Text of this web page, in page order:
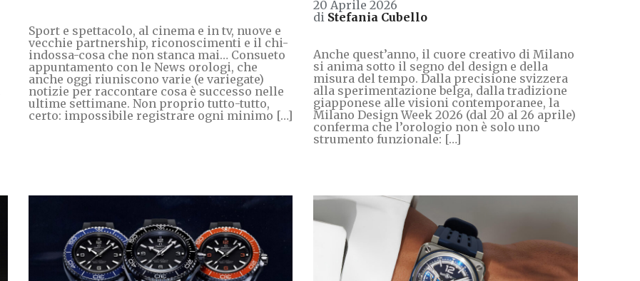
Sport e spettacolo, al cinema e in tv, nuove e
vecchie partnership, riconoscimenti e il chi-
indossa-cosa che non stanca mai… Consueto
appuntamento con le News orologi, che
anche oggi riuniscono varie (e variegate)
notizie per raccontare cosa è successo nelle
ultime settimane. Non proprio tutto-tutto,
certo: impossibile registrare ogni minimo […]
20 Aprile 2026
di Stefania Cubello
Anche quest’anno, il cuore creativo di Milano
si anima sotto il segno del design e della
misura del tempo. Dalla precisione svizzera
alla sperimentazione belga, dalla tradizione
giapponese alle visioni contemporanee, la
Milano Design Week 2026 (dal 20 al 26 aprile)
conferma che l’orologio non è solo uno
strumento funzionale: […]